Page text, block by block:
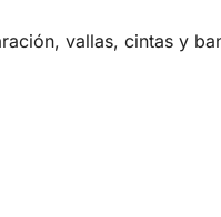
vallas, cintas y